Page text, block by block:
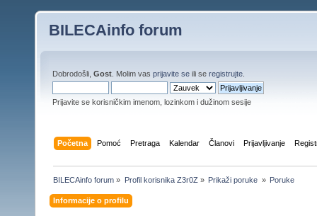
BILECAinfo forum
Dobrodošli, Gost . Molim vas prijavite se ili se registrujte
Prijavite se korisničkim imenom, lozinkom i dužinom sesije
Početna Pomoć Pretraga Kalendar Članovi Prijavljivanje
BILECAinfo forum » Profil korisnika Z3r0Z » Prikaži poruke » Poruke
Informacije o profilu